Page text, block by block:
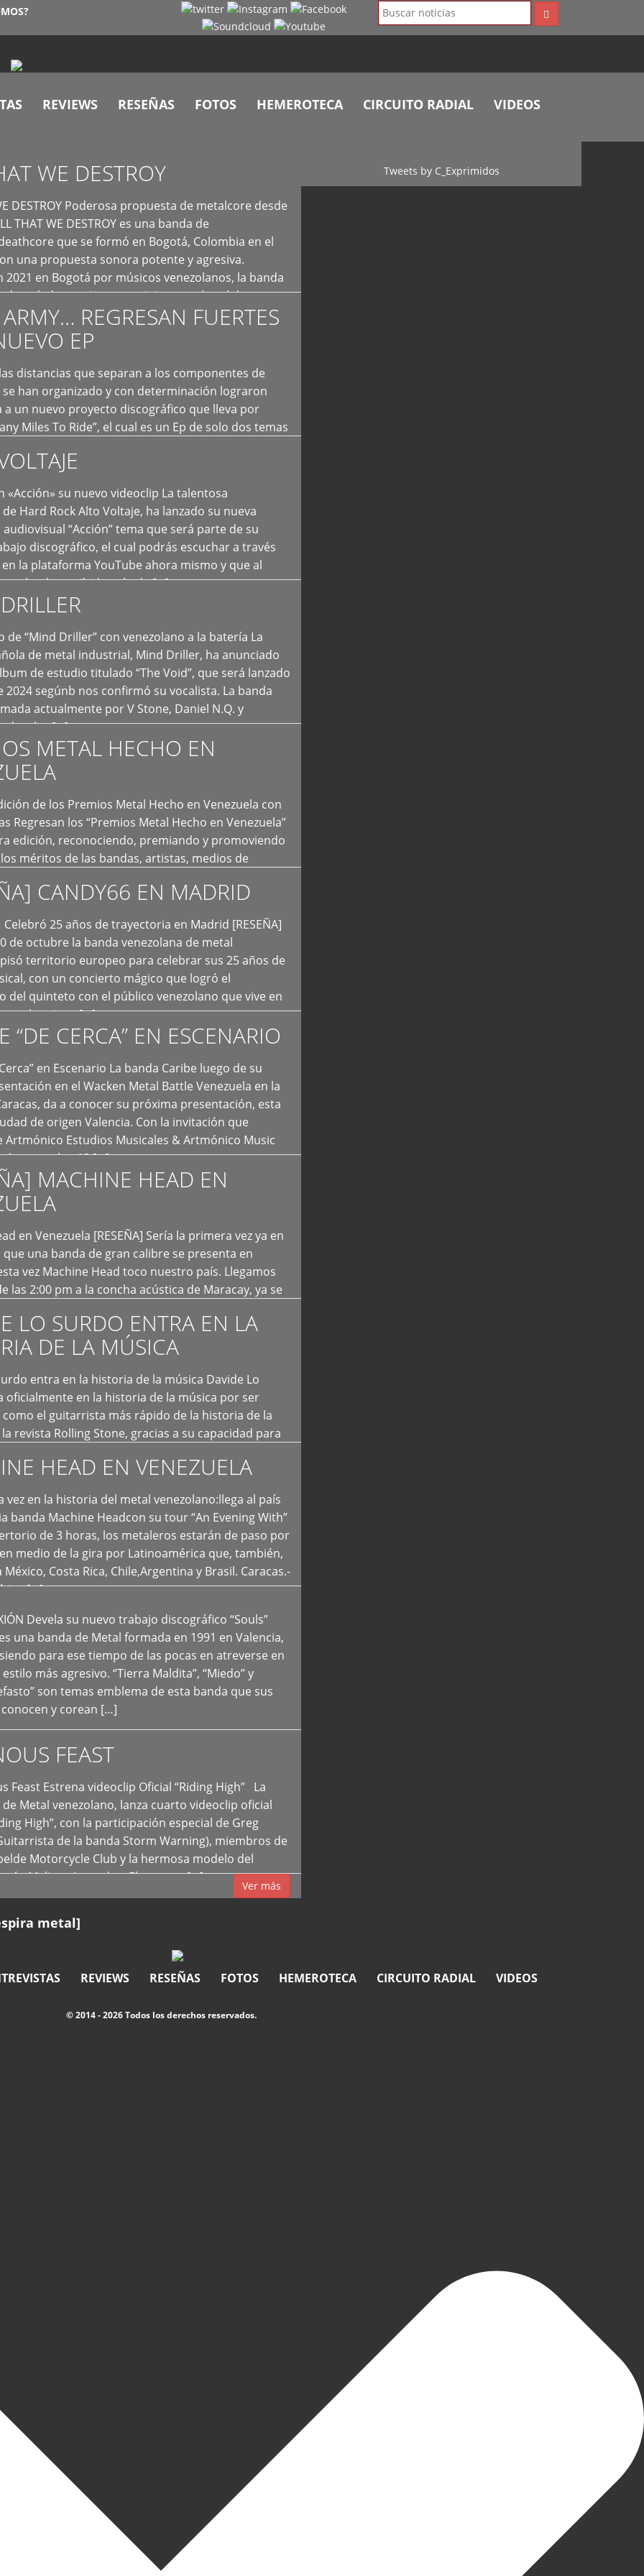
REVIEWS RESEÑAS FOTOS HEMEROTECA CIRCUITO RADIAL VIDEOS
WE DESTROY
DESTROY Poderosa propuesta de metalcore desde
THAT WE DESTROY es una banda de
que se formó en Bogotá, Colombia en el
una propuesta sonora potente y agresiva.
2021 en Bogotá por músicos venezolanos, la banda
demoledores, ritmos vertiginosos y breakdowns
creando […]REGRESAN FUERTES
EP
distancias que separan a los componentes de
se han organizado y con determinación lograron
a un nuevo proyecto discográfico que lleva por
Miles To Ride”, el cual es un Ep de solo dos temas
[…]
«Acción» su nuevo videoclip La talentosa
Hard Rock Alto Voltaje, ha lanzado su nueva
“Acción” tema que será parte de su
discográfico, el cual podrás escuchar a través
la plataforma YouTube ahora mismo y que al
ya ha recibido más de […]
de “Mind Driller” con venezolano a la batería La
de metal industrial, Mind Driller, ha anunciado
de estudio titulado “The Void”, que será lanzado
2024 segúnb nos confirmó su vocalista. La banda
actualmente por V Stone, Daniel N.Q. y
a las […]
METAL HECHO EN
de los Premios Metal Hecho en Venezuela con
Regresan los “Premios Metal Hecho en Venezuela”
edición, reconociendo, premiando y promoviendo
méritos de las bandas, artistas, medios de
tendencias del metal y […]
CANDY66 EN MADRID
Celebró 25 años de trayectoria en Madrid [RESEÑA]
de octubre la banda venezolana de metal
territorio europeo para celebrar sus 25 años de
con un concierto mágico que logró el
del quinteto con el público venezolano que vive en
que los sigue […]
“DE CERCA” EN ESCENARIO
en Escenario La banda Caribe luego de su
en el Wacken Metal Battle Venezuela en la
da a conocer su próxima presentación, esta
de origen Valencia. Con la invitación que
Artmónico Estudios Musicales & Artmónico Music
cumplen 12 […]
MACHINE HEAD EN
en Venezuela [RESEÑA] Sería la primera vez ya en
una banda de gran calibre se presenta en
vez Machine Head toco nuestro país. Llegamos
las 2:00 pm a la concha acústica de Maracay, ya se
LO SURDO ENTRA EN LA
DE LA MÚSICA
entra en la historia de la música Davide Lo
oficialmente en la historia de la música por ser
el guitarrista más rápido de la historia de la
revista Rolling Stone, gracias a su capacidad para
HEAD EN VENEZUELA
vez en la historia del metal venezolano:llega al país
banda Machine Headcon su tour “An Evening With”
de 3 horas, los metaleros estarán de paso por
medio de la gira por Latinoamérica que, también,
México, Costa Rica, Chile,Argentina y Brasil. Caracas.-
[…]
Devela su nuevo trabajo discográfico “Souls”
una banda de Metal formada en 1991 en Valencia,
para ese tiempo de las pocas en atreverse en
más agresivo. “Tierra Maldita”, “Miedo” y
son temas emblema de esta banda que sus
y corean […]
FEAST
Feast Estrena videoclip Oficial “Riding High” La
Metal venezolano, lanza cuarto videoclip oficial
High”, con la participación especial de Greg
de la banda Storm Warning), miembros de
Motorcycle Club y la hermosa modelo del
Melissa Acevedo. El potente […]
Ver más
Tweets by C_Exprimidos
metal]
REVIEWS RESEÑAS FOTOS HEMEROTECA CIRCUITO RADIAL VIDEOS
© 2014 - 2026 Todos los derechos reservados.